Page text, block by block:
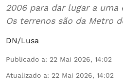
2006 para dar lugar a uma
Os terrenos são da Metro
DN/Lusa
Publicado a: 22 Mai 2026, 14:02
Atualizado a: 22 Mai 2026, 14:02